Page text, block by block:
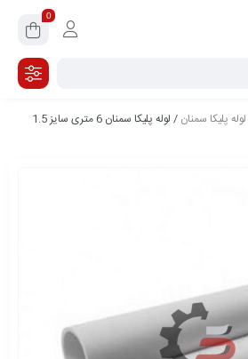
0
لوله پلیکا سمنان
/ لوله پلیکا سمنان 6 متری سایز 1.5